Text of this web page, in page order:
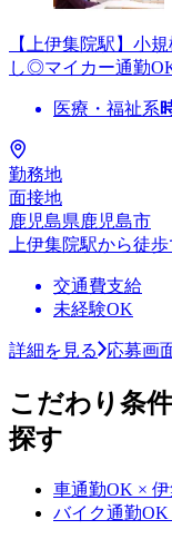
【上伊集院駅】小
し◎マイカー通勤
医療・福祉系
勤務地
面接地
鹿児島県鹿児島市
上伊集院駅から徒
交通費支給
未経験OK
詳細を見る 応募画
こだわり条
探す
車通勤OK ×
バイク通勤